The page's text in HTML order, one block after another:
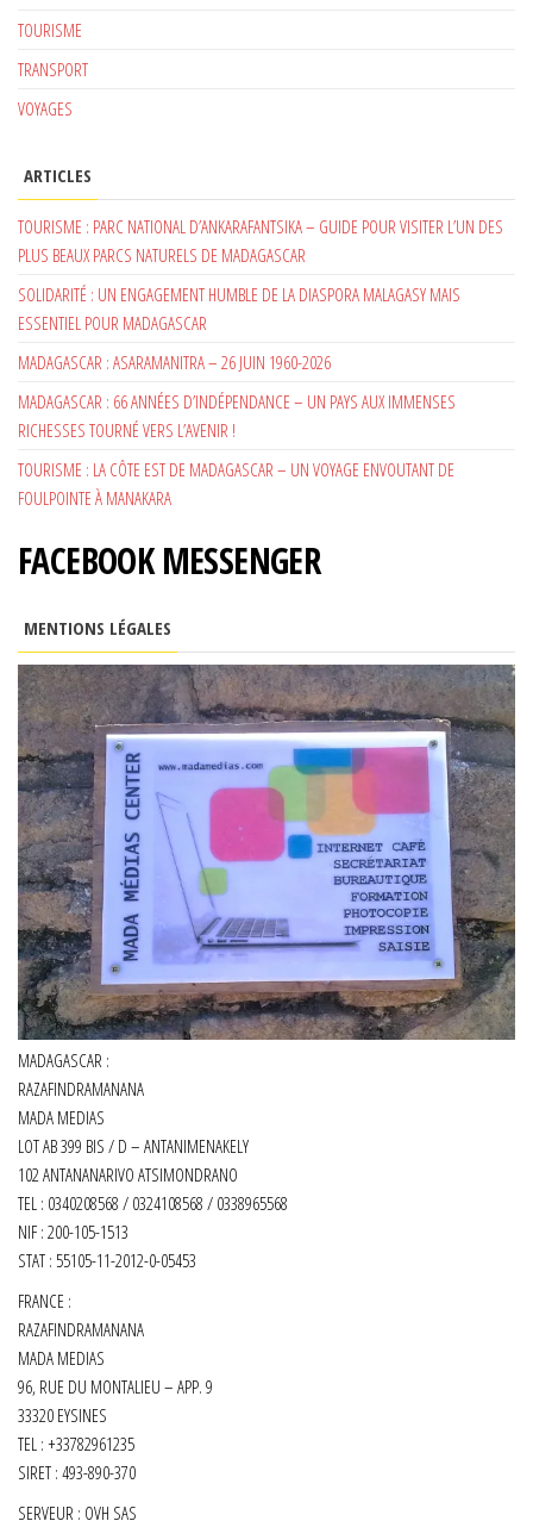
TOURISME
TRANSPORT
VOYAGES
ARTICLES
TOURISME : PARC NATIONAL D’ANKARAFANTSIKA – GUIDE POUR VISITER L’UN DES
PLUS BEAUX PARCS NATURELS DE MADAGASCAR
SOLIDARITÉ : UN ENGAGEMENT HUMBLE DE LA DIASPORA MALAGASY MAIS
ESSENTIEL POUR MADAGASCAR
MADAGASCAR : ASARAMANITRA – 26 JUIN 1960-2026
MADAGASCAR : 66 ANNÉES D’INDÉPENDANCE – UN PAYS AUX IMMENSES
RICHESSES TOURNÉ VERS L’AVENIR !
TOURISME : LA CÔTE EST DE MADAGASCAR – UN VOYAGE ENVOUTANT DE
FOULPOINTE À MANAKARA
FACEBOOK MESSENGER
MENTIONS LÉGALES
MADAGASCAR :
RAZAFINDRAMANANA
MADA MEDIAS
LOT AB 399 BIS / D – ANTANIMENAKELY
102 ANTANANARIVO ATSIMONDRANO
TEL : 0340208568 / 0324108568 / 0338965568
NIF : 200-105-1513
STAT : 55105-11-2012-0-05453
FRANCE :
RAZAFINDRAMANANA
MADA MEDIAS
96, RUE DU MONTALIEU – APP. 9
33320 EYSINES
TEL : +33782961235
SIRET : 493-890-370
SERVEUR : OVH SAS